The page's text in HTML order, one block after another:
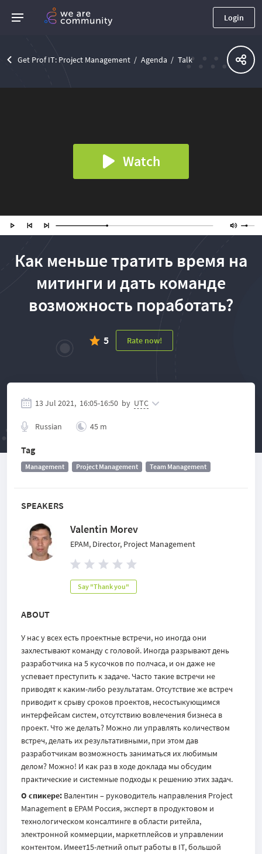
Login
Get Prof IT: Project Management Agenda Talk
Watch
Как меньше тратить время на
митинги и дать команде
возможность поработать?
5 Rate now!
SPEAKERS
Valentin Morev
EPAM, Director, Project Management
Say "Thank you"
ABOUT
У нас у всех есть проектные встречи, но иногда они
захлестывают команду с головой. Иногда разрывают день
разработчика на 5 кусочков по полчаса, и он даже не
успевает преступить к задаче. Часто такие встречи не
приводят к каким-либо результатам. Отсутствие же встреч
приводит к срыву сроков проектов, несостыкующимся
интерфейсам систем, отсутствию вовлечения бизнеса в
проект. Что же делать? Можно ли управлять количеством
встреч, делать их результативными, при этом дав
разработчикам возможность заниматься их любимым
делом? Можно! И как раз в ходе доклада мы обсудим
практические и системные подходы к решению этих задач.
О спикере: Валентин – руководитель направления Project
Management в EPAM Россия, эксперт в продуктовом и
технологическом консалтинге в области ритейла,
электронной коммерции, маркетплейсов и управлении
контентом. Имеет15-летний опыт работы в IT, большой
13 Jul 2021, 16:05-16:50 by UTC
Russian 45 m
Tag
Management Project Management Team Management